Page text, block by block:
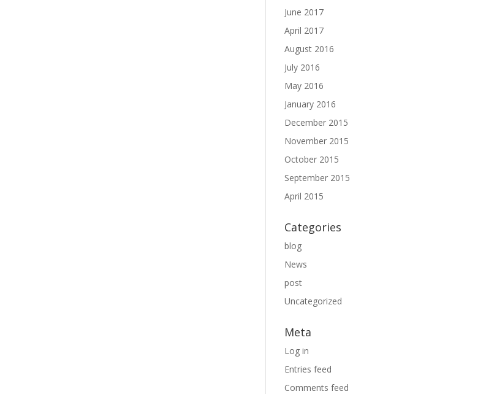
June 2017
April 2017
August 2016
July 2016
May 2016
January 2016
December 2015
November 2015
October 2015
September 2015
April 2015
Categories
blog
News
post
Uncategorized
Meta
Log in
Entries feed
Comments feed